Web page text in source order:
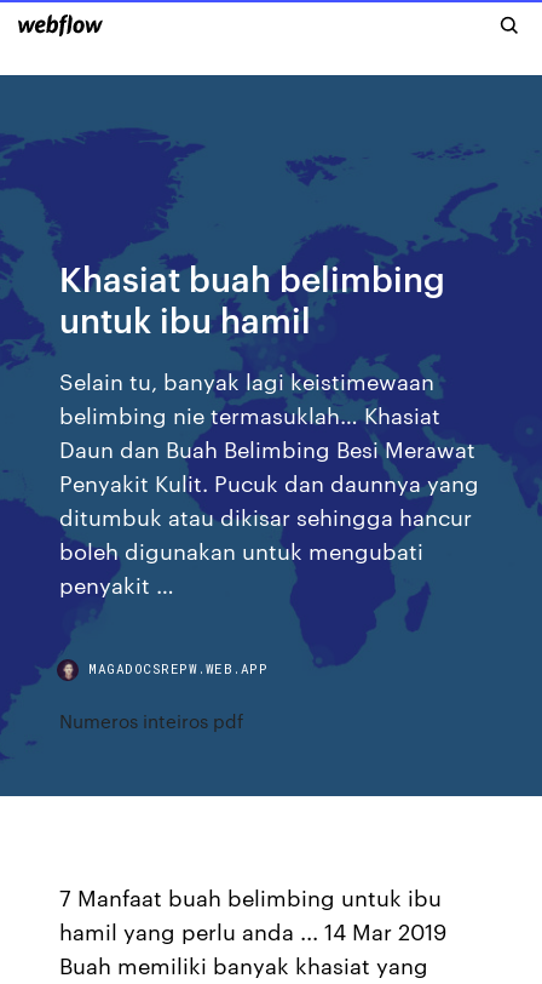
Khasiat buah belimbing
untuk ibu hamil
Selain tu, banyak lagi keistimewaan
belimbing nie termasuklah… Khasiat
Daun dan Buah Belimbing Besi Merawat
Penyakit Kulit. Pucuk dan daunnya yang
ditumbuk atau dikisar sehingga hancur
boleh digunakan untuk mengubati
penyakit …
MAGADOCSREPW.WEB.APP
Numeros inteiros pdf
7 Manfaat buah belimbing untuk ibu
hamil yang perlu anda ... 14 Mar 2019
Buah memiliki banyak khasiat yang